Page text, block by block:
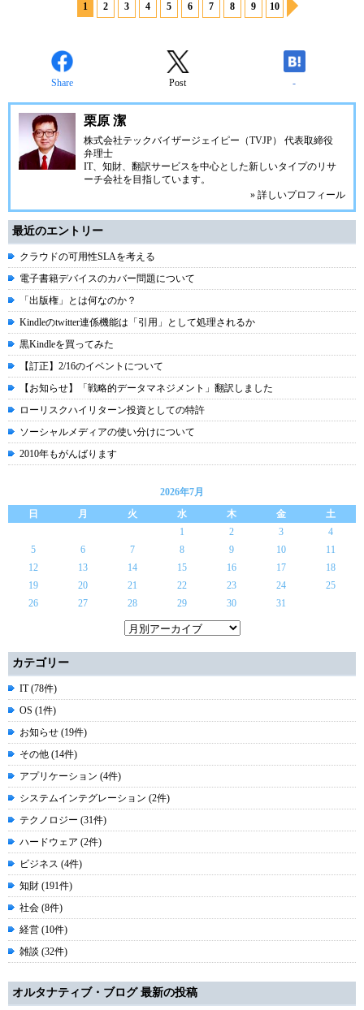
1 2 3 4 5 6 7 8 9 10
Share Post -
栗原 潔
株式会社テックバイザージェイピー（TVJP） 代表取締役
弁理士
IT、知財、翻訳サービスを中心とした新しいタイプのリサ
ーチ会社を目指しています。
» 詳しいプロフィール
最近のエントリー
クラウドの可用性SLAを考える
電子書籍デバイスのカバー問題について
「出版権」とは何なのか？
Kindleのtwitter連係機能は「引用」として処理されるか
黒Kindleを買ってみた
【訂正】2/16のイベントについて
【お知らせ】「戦略的データマネジメント」翻訳しました
ローリスクハイリターン投資としての特許
ソーシャルメディアの使い分けについて
2010年もがんばります
2026年7月
日
月 火 水 木 金
土
1
2 3
4
5
6 7 8 9 10
11
12
13 14 15 16 17
18
19
20 21 22 23 24
25
26
27 28 29 30 31
カテゴリー
IT (78件)
OS (1件)
お知らせ (19件)
その他 (14件)
アプリケーション (4件)
システムインテグレーション (2件)
テクノロジー (31件)
ハードウェア (2件)
ビジネス (4件)
知財 (191件)
社会 (8件)
経営 (10件)
雑談 (32件)
オルタナティブ・ブログ 最新の投稿